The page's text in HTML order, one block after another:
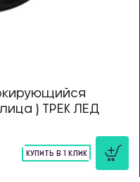
) ТРЕК ЛЕД
КУПИТЬ В 1 КЛИК